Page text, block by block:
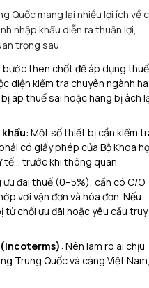
Quốc mang lại nhiều lợi ích về
nhập khẩu diễn ra thuận lợi,
trọng sau:
bước then chốt để áp dụng thuế
diện kiểm tra chuyên ngành
áp thuế sai hoặc hàng bị ách
: Một số thiết bị cần kiểm
có giấy phép của Bộ Khoa
tế… trước khi thông quan.
ưu đãi thuế (0–5%), cần có C/O
với vận đơn và hóa đơn. Nếu
chối ưu đãi hoặc yêu cầu truy
(Incoterms): Nên làm rõ ai chịu
Trung Quốc và cảng Việt